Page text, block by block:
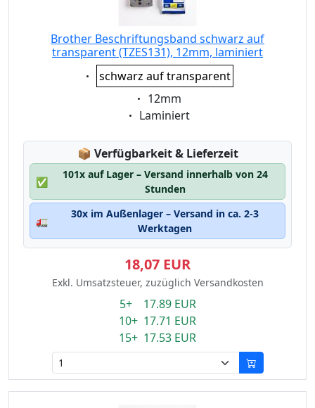
Brother Beschriftungsband schwarz auf
transparent (TZES131), 12mm, laminiert
Eigenschaft:
schwarz auf transparent
Eigenschaft:
12mm
Eigenschaft:
Laminiert
📦 Lagerstatus:
Verfügbarkeit & Lieferzeit
✅
101x auf Lager – Versand innerhalb von 24
Stunden
🚛
30x im Außenlager – Versand in ca. 2-3
Werktagen
18,07 EUR
Exkl. Umsatzsteuer, zuzüglich Versandkosten
5+ 17.89 EUR
10+ 17.71 EUR
15+ 17.53 EUR